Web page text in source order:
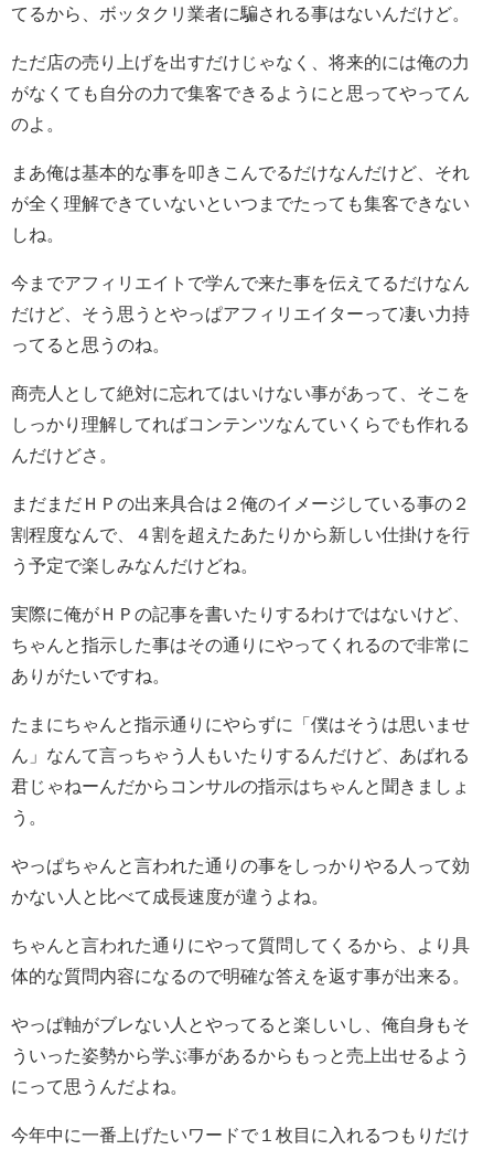
てるから、ボッタクリ業者に騙される事はないんだけど。
ただ店の売り上げを出すだけじゃなく、将来的には俺の力
がなくても自分の力で集客できるようにと思ってやってん
のよ。
まあ俺は基本的な事を叩きこんでるだけなんだけど、それ
が全く理解できていないといつまでたっても集客できない
しね。
今までアフィリエイトで学んで来た事を伝えてるだけなん
だけど、そう思うとやっぱアフィリエイターって凄い力持
ってると思うのね。
商売人として絶対に忘れてはいけない事があって、そこを
しっかり理解してればコンテンツなんていくらでも作れる
んだけどさ。
まだまだＨＰの出来具合は２俺のイメージしている事の２
割程度なんで、４割を超えたあたりから新しい仕掛けを行
う予定で楽しみなんだけどね。
実際に俺がＨＰの記事を書いたりするわけではないけど、
ちゃんと指示した事はその通りにやってくれるので非常に
ありがたいですね。
たまにちゃんと指示通りにやらずに「僕はそうは思いませ
ん」なんて言っちゃう人もいたりするんだけど、あばれる
君じゃねーんだからコンサルの指示はちゃんと聞きましょ
う。
やっぱちゃんと言われた通りの事をしっかりやる人って効
かない人と比べて成長速度が違うよね。
ちゃんと言われた通りにやって質問してくるから、より具
体的な質問内容になるので明確な答えを返す事が出来る。
やっぱ軸がブレない人とやってると楽しいし、俺自身もそ
ういった姿勢から学ぶ事があるからもっと売上出せるよう
にって思うんだよね。
今年中に一番上げたいワードで１枚目に入れるつもりだけ